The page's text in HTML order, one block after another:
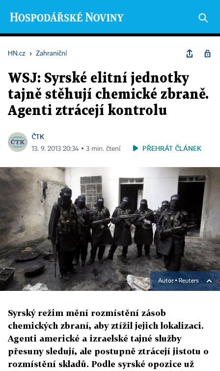
HN.cz › Zahraniční
WSJ: Syrské elitní jednotky
tajně stěhují chemické zbraně.
Agenti ztrácejí kontrolu
ČTK
13. 9. 2013 20:34 ▪ 3 min. čtení PŘEHRÁT ČLÁNEK
Autor ▪ Reuters
Syrský režim mění rozmístění zásob
chemických zbraní, aby ztížil jejich lokalizaci.
Agenti americké a izraelské tajné služby
přesuny sledují, ale postupně ztrácejí jistotu o
rozmístění skladů. Podle syrské opozice už